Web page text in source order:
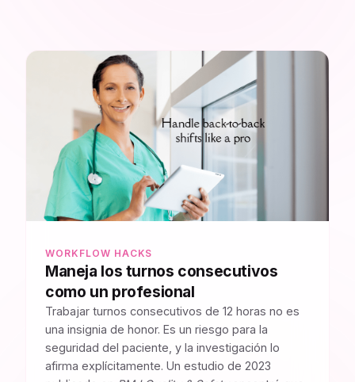
WORKFLOW HACKS
Maneja los turnos consecutivos
como un profesional
Trabajar turnos consecutivos de 12 horas no es
una insignia de honor. Es un riesgo para la
seguridad del paciente, y la investigación lo
afirma explícitamente. Un estudio de 2023